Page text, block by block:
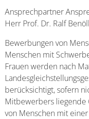
Ansprechpartner
Herr Prof. Dr. Ralf
Bewerbungen von
Menschen mit
Frauen werden nach
berücksichtigt, sofern
Mitbewerbers liegende
von Menschen mit